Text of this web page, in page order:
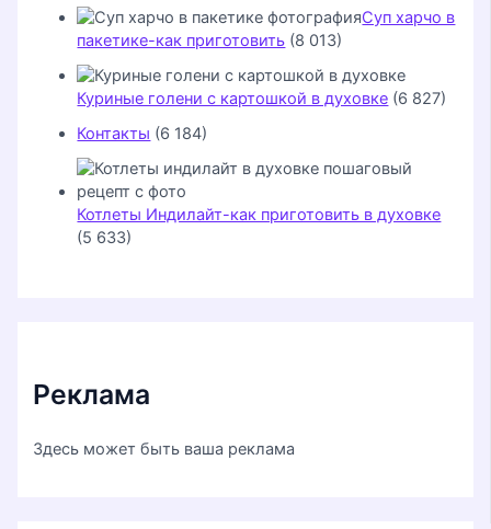
Суп харчо в
пакетике-как приготовить (8 013)
Куриные голени с картошкой в духовке (6 827)
Контакты (6 184)
Котлеты Индилайт-как приготовить в духовке
(5 633)
Реклама
Здесь может быть ваша реклама